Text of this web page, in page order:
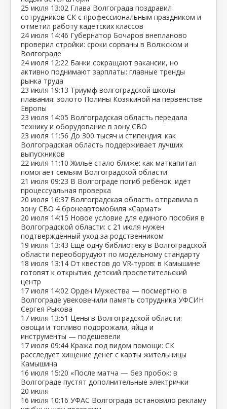
25 июля 13:02 Глава Волгограда поздравил
сотрудников СК с профессиональным праздником и
отметил работу кадетских классов
24 июля 14:46 Губернатор Бочаров внепланово
проверил стройки: сроки сорваны в Волжском и
Волгограде
24 июля 12:22 Банки сокращают вакансии, но
активно поднимают зарплаты: главные тренды
рынка труда
23 июля 19:13 Триумф волгоградской школы
плавания: золото Полины Козякиной на первенстве
Европы
23 июля 14:05 Волгоградская область передала
технику и оборудование в зону СВО
23 июля 11:56 До 300 тысяч и стипендия: как
Волгоградская область поддерживает лучших
выпускников
22 июля 11:10 Жильё стало ближе: как маткапитал
помогает семьям Волгоградской области
21 июля 09:23 В Волгограде погиб ребёнок: идёт
процессуальная проверка
20 июля 16:37 Волгоградская область отправила в
зону СВО 4 бронеавтомобиля «Сармат»
20 июля 14:15 Новое условие для единого пособия в
Волгоградской области: с 21 июля нужен
подтверждённый уход за родственником
19 июля 13:43 Ещё одну библиотеку в Волгоградской
области переоборудуют по модельному стандарту
18 июля 13:14 От квестов до VR‑туров: в Камышине
готовят к открытию детский просветительский
центр
17 июля 14:02 Орден Мужества — посмертно: в
Волгограде увековечили память сотрудника УФСИН
Сергея Рыкова
17 июля 13:51 Цены в Волгоградской области:
овощи и топливо подорожали, яйца и
инструменты — подешевели
17 июля 09:44 Кража под видом помощи: СК
расследует хищение денег с карты жительницы
Камышина
16 июля 15:20 «После матча — без пробок: в
Волгограде пустят дополнительные электрички
20 июля
16 июля 10:16 УФАС Волгограда остановило рекламу